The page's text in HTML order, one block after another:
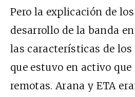
Pero la explicación de
desarrollo de la banda
las características de
que estuvo en activo
remotas. Arana y ETA